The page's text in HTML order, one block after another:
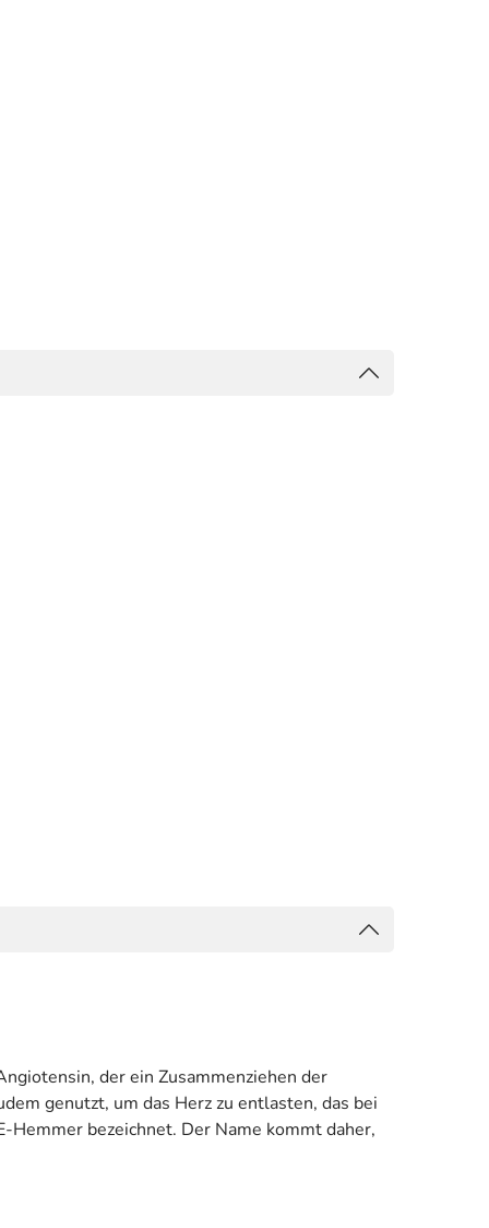
der ein Zusammenziehen der
genutzt, um das Herz zu entlasten, das bei
bezeichnet. Der Name kommt daher,